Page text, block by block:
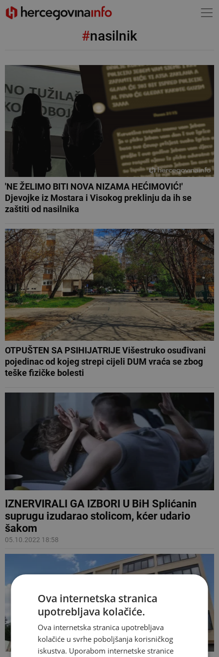
#nasilnik
'NE ŽELIMO BITI NOVA NIZAMA HEĆIMOVIĆ!'
Djevojke iz Mostara i Visokog preklinju da ih se
zaštiti od nasilnika
OTPUŠTEN SA PSIHIJATRIJE Višestruko osuđivani
pojedinac od kojeg strepi cijeli DUM vraća se zbog
teške fizičke bolesti
IZNERVIRALI GA IZBORI U BiH Splićanin
suprugu izudarao stolicom, kćer udario
šakom
05.10.2022 18:58
Ova internetska stranica
upotrebljava kolačiće.
Ova internetska stranica upotrebljava
kolačiće u svrhe poboljšanja korisničkog
iskustva. Uporabom internetske stranice